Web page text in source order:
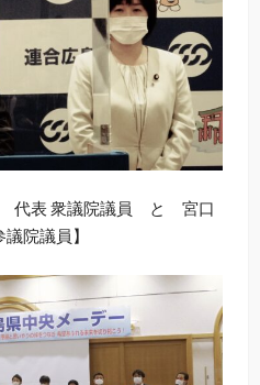
代表 衆議院議員 と 宮口
院議員】